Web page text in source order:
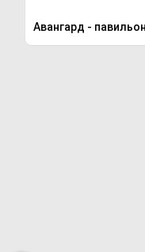
Авангард -